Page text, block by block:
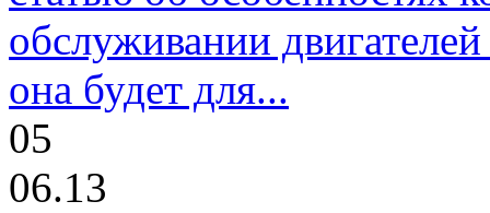
обслуживании
она будет для...
05
06.13